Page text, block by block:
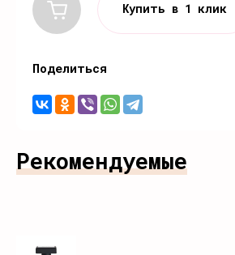
Купить в 1 клик
Поделиться
Рекомендуемые